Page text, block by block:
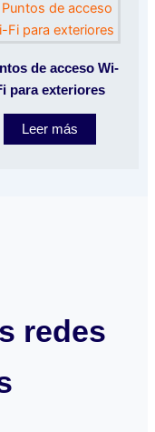
de acceso Wi-
para exteriores
Leer más
redes